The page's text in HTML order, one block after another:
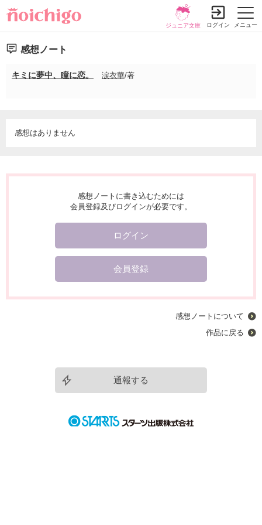
メニュー
ジュニア文庫 ログイン
感想ノート
キミに夢中、瞳に恋。 涙衣華/著
感想はありません
感想ノートに書き込むためには
会員登録及びログインが必要です。
ログイン
会員登録
感想ノートについて
作品に戻る
通報する